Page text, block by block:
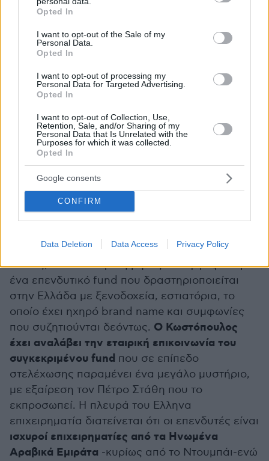
grant or deny consent to Google and its third-party tags to
use your data for below specified purposes in below Google
consent section.
Opted In
I want to opt-out of the Sale of my
Personal Data.
Opted In
I want to opt-out of processing my
Personal Data for Targeted Advertising.
Opted In
I want to opt-out of Collection, Use,
Retention, Sale, and/or Sharing of my
Personal Data that Is Unrelated with the
Purposes for which it was collected.
Opted In
Google consents
CONFIRM
Data Deletion Data Access Privacy Policy
σύμφωνα με το περιβάλλον του, ενώ, όπως είπε
ο ίδιος, εδώ και λίγους μήνες συνεργάζεται με
ένα επενδυτικό fund που δραστηριοποιείται
στην Ελλάδα με ξενοδοχεία, εστιατόρια, το
οποίο έχει ηχηρό brand name και συμφωνίες
που συζητιούνται δεόντως. Ο Κωστόπουλος
έχει αναλάβει την εταιρική επικοινωνία του
συγκεκριμένου fund που σε επίπεδο
στελέχωσης παραμένει ένα μεγάλο μυστήριο,
με εξαίρεση τον Πέτρο Στάθη που το
εκπροσωπεί. Η πλευρά του Ελληνα
επιχειρηματία διατείνεται ότι οι επενδυτές είναι
ισχυροί επιχειρηματίες από τα Ηνωμένα
Αραβικά Εμιράτα -κυρίως από το Ντουμπάι-ενώ